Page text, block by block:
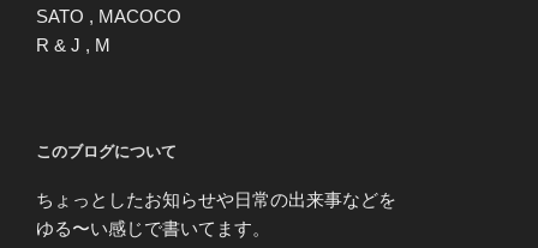
SATO , MACOCO
R & J , M
このブログについて
ちょっとしたお知らせや日常の出来事などを
ゆる〜い感じで書いてます。